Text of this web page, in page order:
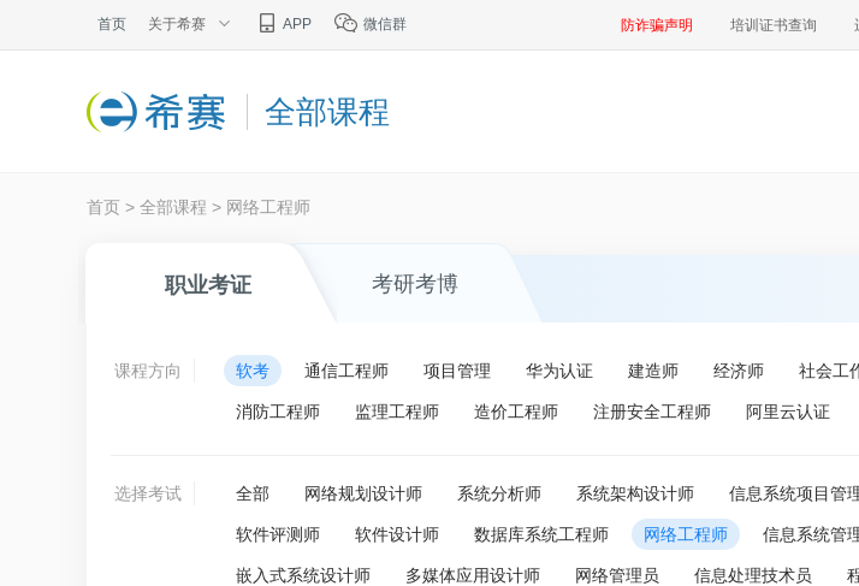
首页 关于希赛 APP 微信群 防诈骗声明 培训证书查询
全部课程
首页 > 全部课程 > 网络工程师
职业考证 考研考博
课程方向 软考 通信工程师 项目管理 华为认证 建造师 经济师 社会工
消防工程师 监理工程师 造价工程师 注册安全工程师 阿里云认证
选择考试 全部 网络规划设计师 系统分析师 系统架构设计师 信息系统项目管
软件评测师 软件设计师 数据库系统工程师 网络工程师 信息系统管
嵌入式系统设计师 多媒体应用设计师 网络管理员 信息处理技术员